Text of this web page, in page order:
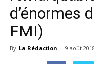
d’énormes
FMI)
By La Rédaction - 9 août 2018